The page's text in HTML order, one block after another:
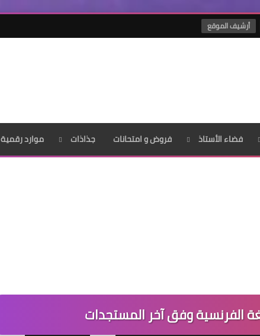
أرشيف الموقع
فضاء الأستاذ فروض و امتحانات جذاذات موارد رقمية
الفرنسية وفق آخر المستجدات